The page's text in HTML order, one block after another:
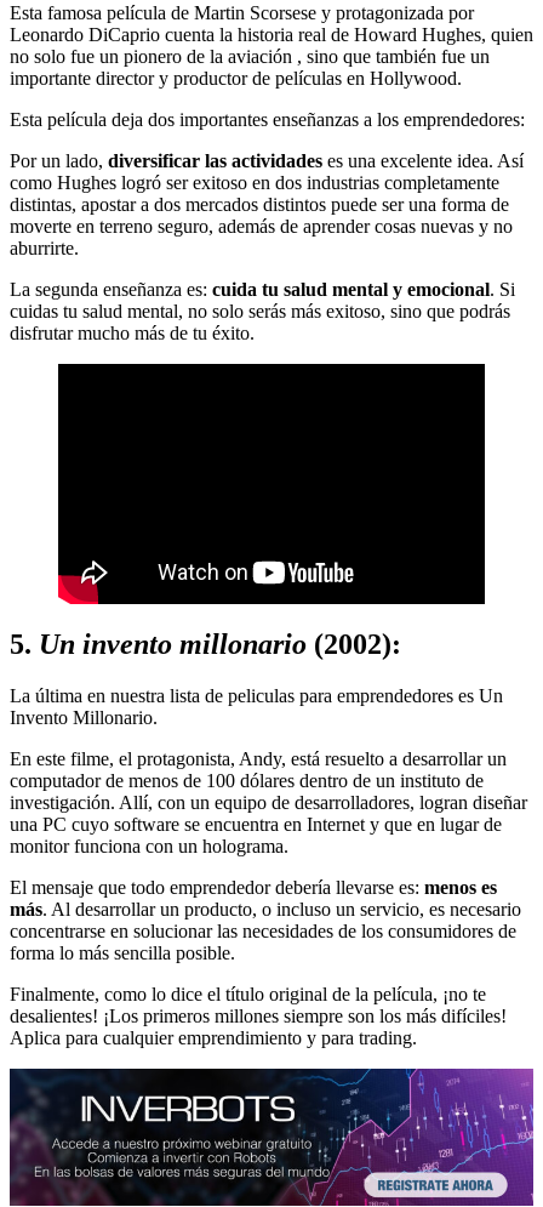
Esta famosa película de Martin Scorsese y protagonizada por
Leonardo DiCaprio cuenta la historia real de Howard Hughes, quien
no solo fue un pionero de la aviación , sino que también fue un
importante director y productor de películas en Hollywood.
Esta película deja dos importantes enseñanzas a los emprendedores:
Por un lado, diversificar las actividades es una excelente idea. Así
como Hughes logró ser exitoso en dos industrias completamente
distintas, apostar a dos mercados distintos puede ser una forma de
moverte en terreno seguro, además de aprender cosas nuevas y no
aburrirte.
La segunda enseñanza es: cuida tu salud mental y emocional. Si
cuidas tu salud mental, no solo serás más exitoso, sino que podrás
disfrutar mucho más de tu éxito.
5. Un invento millonario (2002):
La última en nuestra lista de peliculas para emprendedores es Un
Invento Millonario.
En este filme, el protagonista, Andy, está resuelto a desarrollar un
computador de menos de 100 dólares dentro de un instituto de
investigación. Allí, con un equipo de desarrolladores, logran diseñar
una PC cuyo software se encuentra en Internet y que en lugar de
monitor funciona con un holograma.
El mensaje que todo emprendedor debería llevarse es: menos es
más. Al desarrollar un producto, o incluso un servicio, es necesario
concentrarse en solucionar las necesidades de los consumidores de
forma lo más sencilla posible.
Finalmente, como lo dice el título original de la película, ¡no te
desalientes! ¡Los primeros millones siempre son los más difíciles!
Aplica para cualquier emprendimiento y para trading.